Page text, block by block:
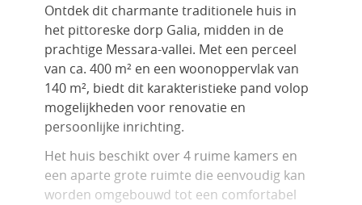
Ontdek dit charmante traditionele huis in
het pittoreske dorp Galia, midden in de
prachtige Messara-vallei. Met een perceel
van ca. 400 m² en een woonoppervlak van
140 m², biedt dit karakteristieke pand volop
mogelijkheden voor renovatie en
persoonlijke inrichting.
Het huis beschikt over 4 ruime kamers en
een aparte grote ruimte die eenvoudig kan
worden omgebouwd tot een comfortabel